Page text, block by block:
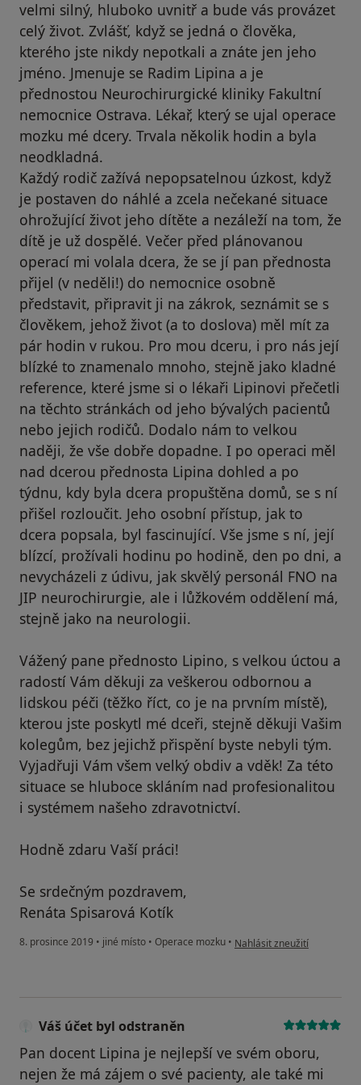
velmi silný, hluboko uvnitř a bude vás provázet
celý život. Zvlášť, když se jedná o člověka,
kterého jste nikdy nepotkali a znáte jen jeho
jméno. Jmenuje se Radim Lipina a je
přednostou Neurochirurgické kliniky Fakultní
nemocnice Ostrava. Lékař, který se ujal operace
mozku mé dcery. Trvala několik hodin a byla
neodkladná.
Každý rodič zažívá nepopsatelnou úzkost, když
je postaven do náhlé a zcela nečekané situace
ohrožující život jeho dítěte a nezáleží na tom, že
dítě je už dospělé. Večer před plánovanou
operací mi volala dcera, že se jí pan přednosta
přijel (v neděli!) do nemocnice osobně
představit, připravit ji na zákrok, seznámit se s
člověkem, jehož život (a to doslova) měl mít za
pár hodin v rukou. Pro mou dceru, i pro nás její
blízké to znamenalo mnoho, stejně jako kladné
reference, které jsme si o lékaři Lipinovi přečetli
na těchto stránkách od jeho bývalých pacientů
nebo jejich rodičů. Dodalo nám to velkou
naději, že vše dobře dopadne. I po operaci měl
nad dcerou přednosta Lipina dohled a po
týdnu, kdy byla dcera propuštěna domů, se s ní
přišel rozloučit. Jeho osobní přístup, jak to
dcera popsala, byl fascinující. Vše jsme s ní, její
blízcí, prožívali hodinu po hodině, den po dni, a
nevycházeli z údivu, jak skvělý personál FNO na
JIP neurochirurgie, ale i lůžkovém oddělení má,
stejně jako na neurologii.
Vážený pane přednosto Lipino, s velkou úctou a
radostí Vám děkuji za veškerou odbornou a
lidskou péči (těžko říct, co je na prvním místě),
kterou jste poskytl mé dceři, stejně děkuji Vašim
kolegům, bez jejichž přispění byste nebyli tým.
Vyjadřuji Vám všem velký obdiv a vděk! Za této
situace se hluboce skláním nad profesionalitou
i systémem našeho zdravotnictví.
Hodně zdaru Vaší práci!
Se srdečným pozdravem,
Renáta Spisarová Kotík
8. prosince 2019 • jiné místo • Operace mozku • podle názoru uživatele Váš
Nahlásit zneužití
Váš účet byl odstraněn
Pan docent Lipina je nejlepší ve svém oboru,
nejen že má zájem o své pacienty, ale také mi